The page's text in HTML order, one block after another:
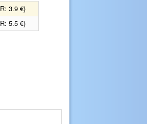
3.9 €)
5.5 €)